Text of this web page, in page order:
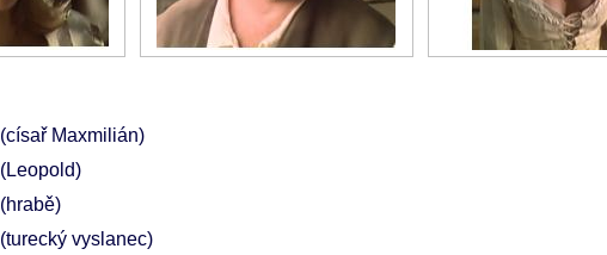
(císař Maxmilián)
(Leopold)
(hrabě)
(turecký vyslanec)